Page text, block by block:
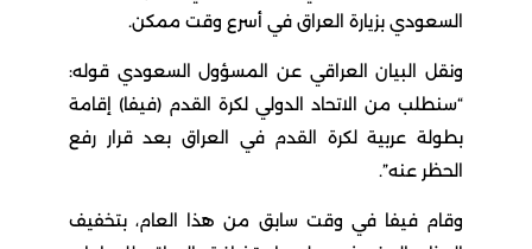
السعودي بزيارة العراق في أسرع وقت ممكن.
ونقل البيان العراقي عن المسؤول السعودي قوله:
“سنطلب من الاتحاد الدولي لكرة القدم (فيفا) إقامة
بطولة عربية لكرة القدم في العراق بعد قرار رفع
الحظر عنه”.
وقام فيفا في وقت سابق من هذا العام، بتخفيف